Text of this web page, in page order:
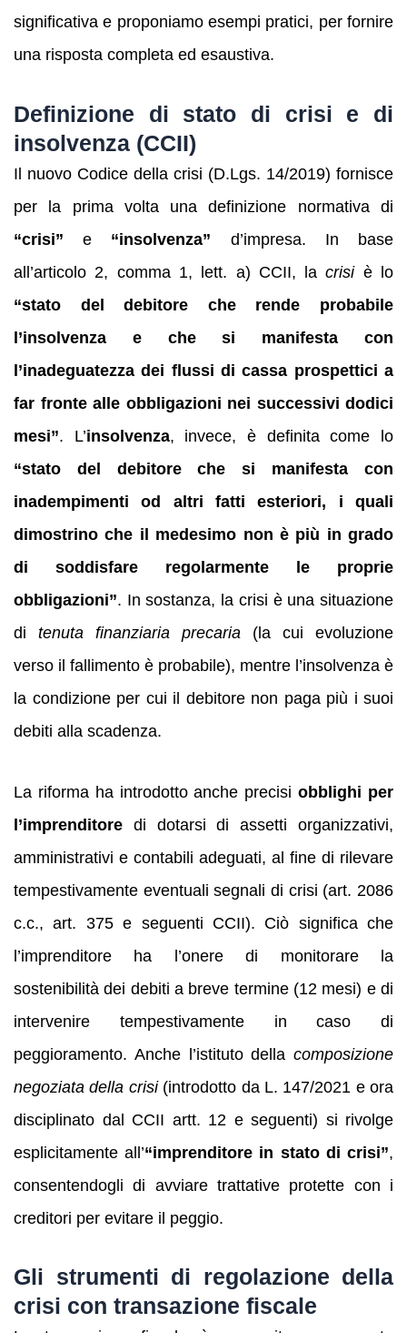
significativa e proponiamo esempi pratici, per fornire
una risposta completa ed esaustiva.
Definizione di stato di crisi e di
insolvenza (CCII)
Il nuovo Codice della crisi (D.Lgs. 14/2019) fornisce
per la prima volta una definizione normativa di
“crisi” e “insolvenza” d’impresa. In base
all’articolo 2, comma 1, lett. a) CCII, lacrisiè lo
“stato del debitore che rende probabile
l’insolvenza e che si manifesta con
l’inadeguatezza dei flussi di cassa prospettici a
far fronte alle obbligazioni nei successivi dodici
mesi”. L’insolvenza, invece, è definita come lo
“stato del debitore che si manifesta con
inadempimenti od altri fatti esteriori, i quali
dimostrino che il medesimo non è più in grado
di soddisfare regolarmente le proprie
obbligazioni”. In sostanza, la crisi è una situazione
di tenuta finanziaria precaria (la cui evoluzione
verso il fallimento è probabile), mentre l’insolvenza è
la condizione per cui il debitore non paga più i suoi
debiti alla scadenza.
La riforma ha introdotto anche precisiobblighi per
l’imprenditore di dotarsi di assetti organizzativi,
amministrativi e contabili adeguati, al fine di rilevare
tempestivamente eventuali segnali di crisi (art. 2086
c.c., art. 375 e seguenti CCII). Ciò significa che
l’imprenditore ha l’onere di monitorare la
sostenibilità dei debiti a breve termine (12 mesi) e di
intervenire tempestivamente in caso di
peggioramento. Anche l’istituto della composizione
negoziata della crisi(introdotto da L. 147/2021 e ora
disciplinato dal CCII artt. 12 e seguenti) si rivolge
esplicitamente all’“imprenditore in stato di crisi”,
consentendogli di avviare trattative protette con i
creditori per evitare il peggio.
Gli strumenti di regolazione della
crisi con transazione fiscale